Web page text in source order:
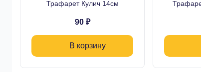
Трафарет Кулич 14см
90 ₽
В корзину